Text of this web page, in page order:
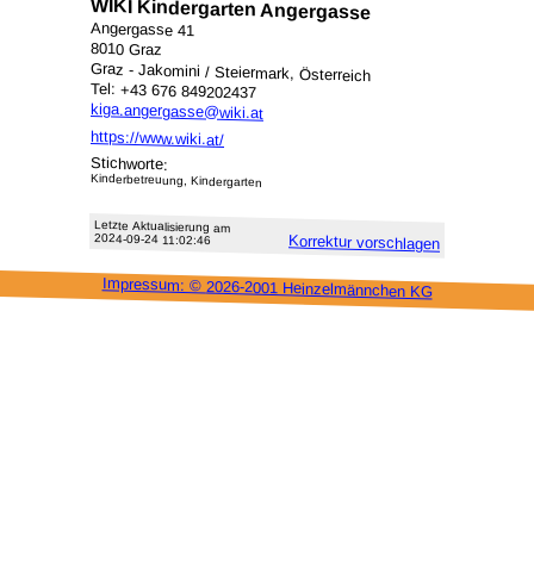
WIKI Kindergarten Angergasse
Angergasse 41
8010 Graz
Graz - Jakomini / Steiermark, Österreich
Tel: +43 676 849202437
kiga.angergasse@wiki.at
https://www.wiki.at/
Stichworte:
Kinderbetreuung, Kindergarten
Letzte Aktu­alisie­rung am
2024-09-24 11:02:46 Korrektur vor­schlagen
Impressum: © 2026-2001 Heinzel­männchen KG